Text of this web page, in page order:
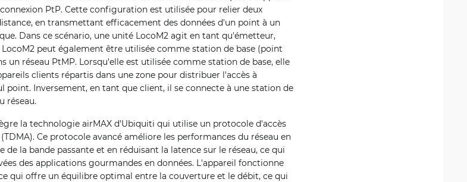
PtP. Cette configuration est utilisée pour relier deux
en transmettant efficacement des données d'un point à un
Dans ce scénario, une unité LocoM2 agit en tant qu'émetteur,
peut également être utilisée comme station de base (point
un réseau PtMP. Lorsqu'elle est utilisée comme station de base, elle
clients répartis dans une zone pour distribuer l'accès à
point. Inversement, en tant que client, il se connecte à une station de
réseau.
la technologie airMAX d'Ubiquiti qui utilise un protocole d'accès
Ce protocole avancé améliore les performances du réseau en
la bande passante et en réduisant la latence sur le réseau, ce qui
des applications gourmandes en données. L'appareil fonctionne
qui offre un équilibre optimal entre la couverture et le débit, ce qui